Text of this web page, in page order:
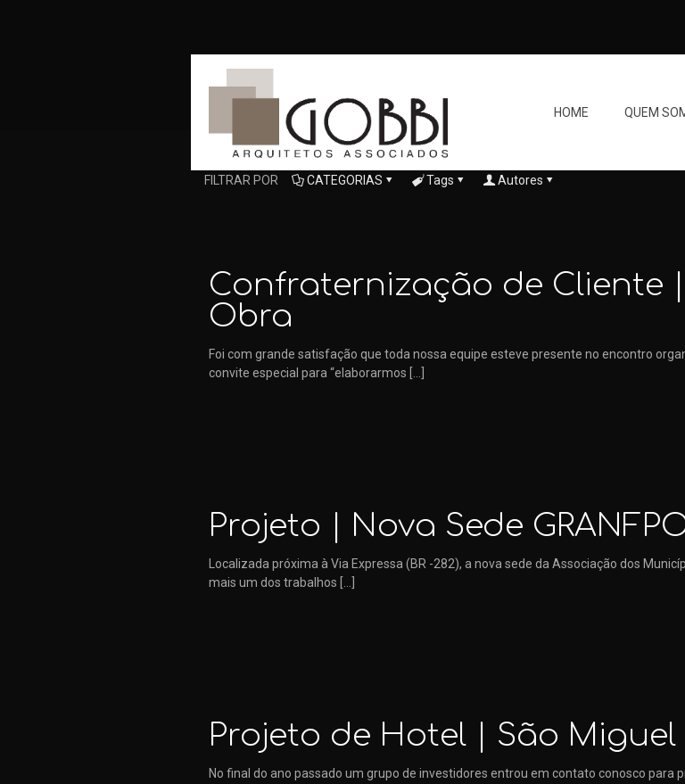
HOME QUEM
FILTRAR POR CATEGORIAS Tags Autores
Confraternização de Cliente
Obra
Foi com grande satisfação que toda nossa equipe esteve presente no encontro
convite especial para “elaborarmos
Projeto | Nova Sede
Localizada próxima à Via Expressa (BR -282), a nova sede da Associação dos
mais um dos trabalhos
Projeto de Hotel | São
No final do ano passado um grupo de investidores entrou em contato conosco para